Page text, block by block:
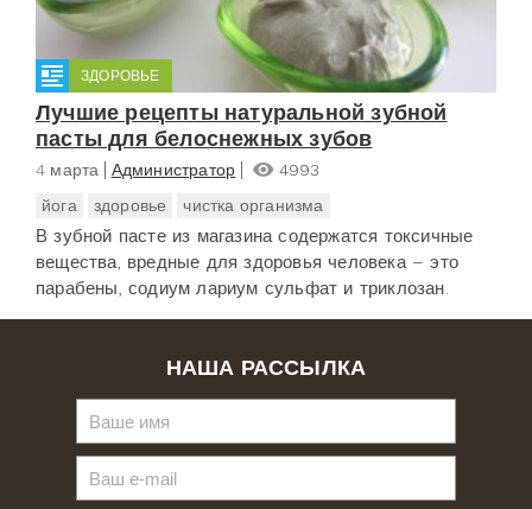
ЗДОРОВЬЕ
Лучшие рецепты натуральной зубной
пасты для белоснежных зубов
4 марта Администратор
4993
йога
здоровье чистка организма
В зубной пасте из магазина содержатся токсичные
вещества, вредные для здоровья человека – это
парабены, содиум лариум сульфат и триклозан.
НАША РАССЫЛКА